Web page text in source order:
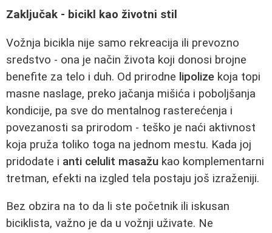
Zaključak - bicikl kao životni stil
Vožnja bicikla nije samo rekreacija ili prevozno
sredstvo - ona je način života koji donosi brojne
benefite za telo i duh. Od prirodne lipolize koja topi
masne naslage, preko jačanja mišića i poboljšanja
kondicije, pa sve do mentalnog rasterećenja i
povezanosti sa prirodom - teško je naći aktivnost
koja pruža toliko toga na jednom mestu. Kada joj
pridodate i anti celulit masažu kao komplementarni
tretman, efekti na izgled tela postaju još izraženiji.
Bez obzira na to da li ste početnik ili iskusan
biciklista, važno je da u vožnji uživate. Ne